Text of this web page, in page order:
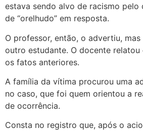
estava sendo alvo de racismo pelo
de “orelhudo” em resposta.
O professor, então, o advertiu,
outro estudante. O docente relatou
os fatos anteriores.
A família da vítima procurou uma
no caso, que foi quem orientou a
de ocorrência.
Consta no registro que, após o